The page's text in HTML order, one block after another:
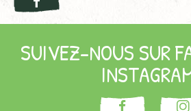
SUIVEZ-NOUS SUR